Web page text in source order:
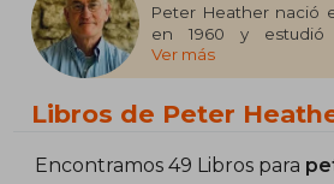
Peter Heather nació
en 1960 y estudió
Grammar School y
Oxford. Ha
Universidad de
Medieval del
Ver más
Libros de Peter
Encontramos 49 Libros para